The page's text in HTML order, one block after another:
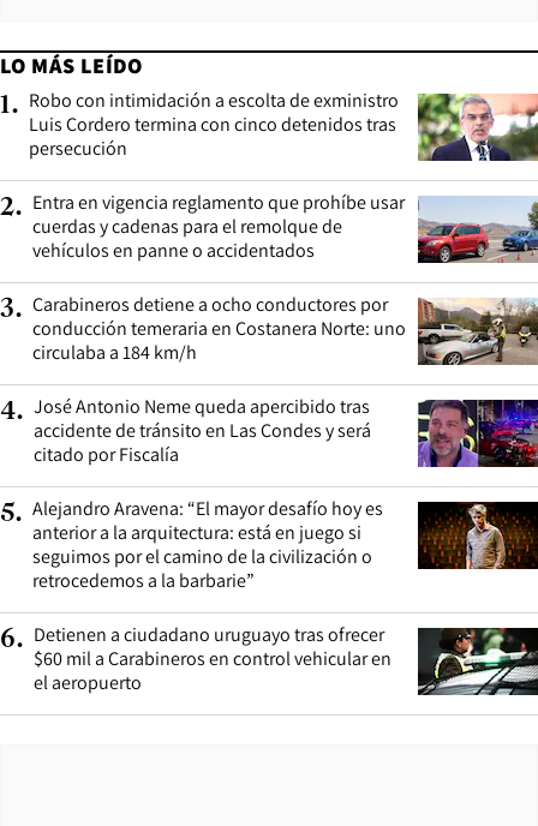
LO MÁS LEÍDO
1. Robo con intimidación a escolta de exministro
Luis Cordero termina con cinco detenidos tras
persecución
2. Entra en vigencia reglamento que prohíbe usar
cuerdas y cadenas para el remolque de
vehículos en panne o accidentados
3. Carabineros detiene a ocho conductores por
conducción temeraria en Costanera Norte: uno
circulaba a 184 km/h
4. José Antonio Neme queda apercibido tras
accidente de tránsito en Las Condes y será
citado por Fiscalía
5. Alejandro Aravena: “El mayor desafío hoy es
anterior a la arquitectura: está en juego si
seguimos por el camino de la civilización o
retrocedemos a la barbarie”
6. Detienen a ciudadano uruguayo tras ofrecer
$60 mil a Carabineros en control vehicular en
el aeropuerto